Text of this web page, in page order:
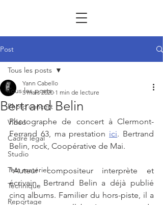
Post
Tous les posts
Photo concert
Vidéo
Cadre légal
Studio
Test matériel
Technique
Reportage
Tous les posts
Bertrand Belin
Yann Cabello
5 mars 2020 1 min de lecture
Photographe de concert à Clermont-
Ferrand 63, ma prestation ici. Bertrand
Belin, rock, Coopérative de Mai.
"Auteur compositeur interprète et
écrivain, Bertrand Belin a déjà publié
cinq albums. Familier du hors-piste, il a